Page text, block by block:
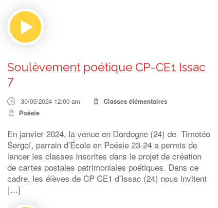
Soulèvement poétique CP-CE1 Issac
7
30/05/2024 12:00 am
Classes élémentaires
Poésie
En janvier 2024, la venue en Dordogne (24) de Timotéo
Sergoï, parrain d’École en Poésie 23-24 a permis de
lancer les classes inscrites dans le projet de création
de cartes postales patrimoniales poétiques. Dans ce
cadre, les élèves de CP CE1 d’Issac (24) nous invitent
[…]